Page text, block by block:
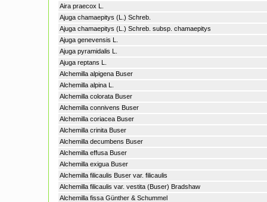
Aira praecox L.
Ajuga chamaepitys (L.) Schreb.
Ajuga chamaepitys (L.) Schreb. subsp. chamaepitys
Ajuga genevensis L.
Ajuga pyramidalis L.
Ajuga reptans L.
Alchemilla alpigena Buser
Alchemilla alpina L.
Alchemilla colorata Buser
Alchemilla connivens Buser
Alchemilla coriacea Buser
Alchemilla crinita Buser
Alchemilla decumbens Buser
Alchemilla effusa Buser
Alchemilla exigua Buser
Alchemilla filicaulis Buser var. filicaulis
Alchemilla filicaulis var. vestita (Buser) Bradshaw
Alchemilla fissa Günther & Schummel